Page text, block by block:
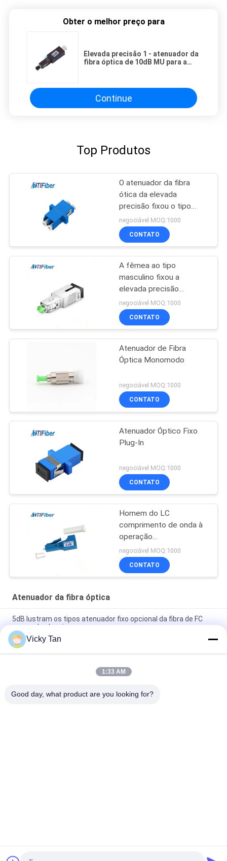
Obter o melhor preço para
Elevada precisão 1 - atenuador da
fibra óptica de 10dB MU para a
Continue
Top Produtos
O atenuador da fibra
ótica da elevada
precisão fixou o tipo
FC/atenuador do
SC/LC/ST 5db
negociável MOQ:1000
CONTATO
A fêmea ao tipo
masculino fixou a
elevada precisão
multimodo ótica do
SC/LC do atenuador
negociável MOQ:1000
CONTATO
Atenuador de Fibra
Óptica Monomodo
negociável MOQ:1000
CONTATO
Atenuador Óptico Fixo
Plug-In
negociável MOQ:1000
CONTATO
Homem do LC
comprimento de onda à
operação
1310nm/1550nm fêmea
do atenuador da fibra
ótica
negociável MOQ:1000
CONTATO
Atenuador da fibra óptica
5dB lustram os tipos atenuador fixo opcional da fibra de FC
para redes locais
Atenuador fêmea & masculino do SC da fibra óptica,
atenuador alto da fibra multimodo da directividade
As telecomunicações fixaram o atenuador ótico da fibra ótica
Vicky Tan
1:33 AM
Good day, what product are you looking for?